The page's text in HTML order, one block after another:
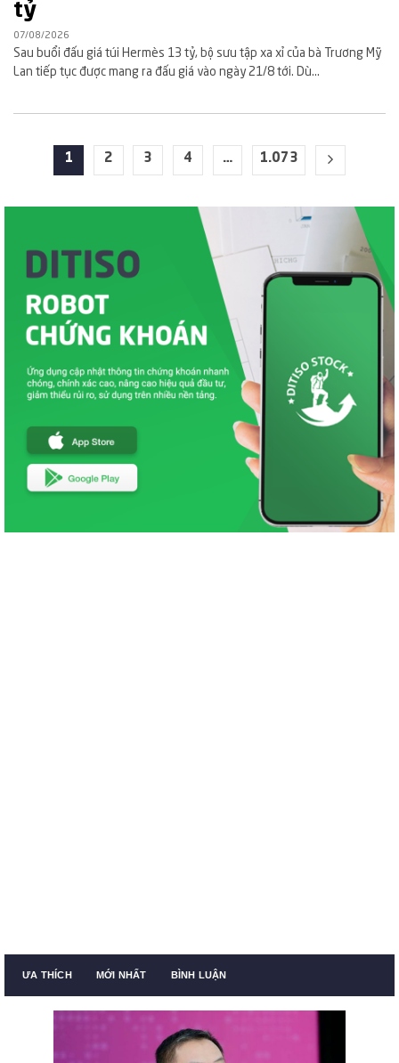
tỷ
07/08/2026
Sau buổi đấu giá túi Hermès 13 tỷ, bộ sưu tập xa xỉ của bà Trương Mỹ
Lan tiếp tục được mang ra đấu giá vào ngày 21/8 tới. Dù...
1 2 3 4 … 1.073
ƯA THÍCH MỚI NHẤT BÌNH LUẬN